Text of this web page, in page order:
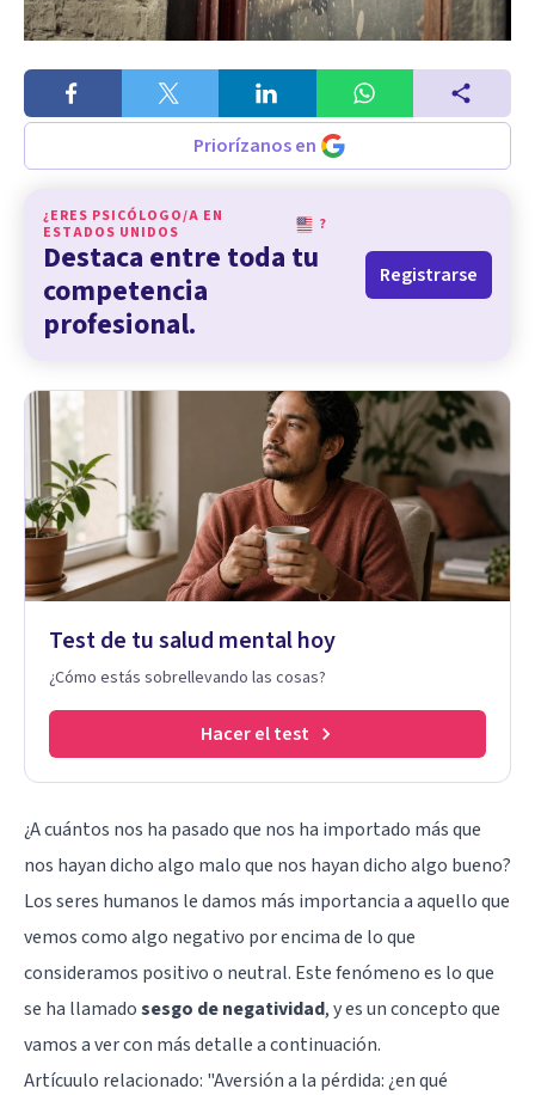
Priorízanos en
¿ERES PSICÓLOGO/A EN
ESTADOS UNIDOS
?
Destaca entre toda tu
competencia
profesional.
Registrarse
Test de tu salud mental hoy
¿Cómo estás sobrellevando las cosas?
Hacer el test
¿A cuántos nos ha pasado que nos ha importado más que
nos hayan dicho algo malo que nos hayan dicho algo bueno?
Los seres humanos le damos más importancia a aquello que
vemos como algo negativo por encima de lo que
consideramos positivo o neutral. Este fenómeno es lo que
se ha llamadosesgo de negatividad, y es un concepto que
vamos a ver con más detalle a continuación.
Artícuulo relacionado: "Aversión a la pérdida: ¿en qué